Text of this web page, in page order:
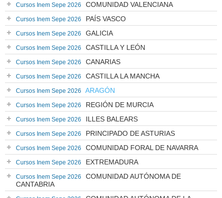
Cursos Inem Sepe 2026 COMUNIDAD VALENCIANA
Cursos Inem Sepe 2026 PAÍS VASCO
Cursos Inem Sepe 2026 GALICIA
Cursos Inem Sepe 2026 CASTILLA Y LEÓN
Cursos Inem Sepe 2026 CANARIAS
Cursos Inem Sepe 2026 CASTILLA LA MANCHA
Cursos Inem Sepe 2026 ARAGÓN
Cursos Inem Sepe 2026 REGIÓN DE MURCIA
Cursos Inem Sepe 2026 ILLES BALEARS
Cursos Inem Sepe 2026 PRINCIPADO DE ASTURIAS
Cursos Inem Sepe 2026 COMUNIDAD FORAL DE NAVARRA
Cursos Inem Sepe 2026 EXTREMADURA
Cursos Inem Sepe 2026
COMUNIDAD AUTÓNOMA DE
CANTABRIA